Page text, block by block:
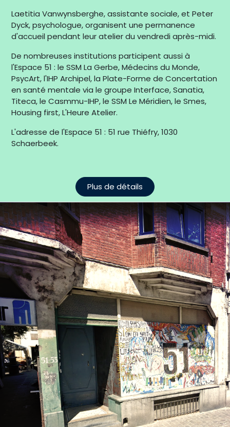
Laetitia Vanwynsberghe, assistante sociale, et Peter
Dyck, psychologue, organisent une permanence
d'accueil pendant leur atelier du vendredi après-midi.
De nombreuses institutions participent aussi à
l'Espace 51 : le SSM La Gerbe, Médecins du Monde,
PsycArt, l'IHP Archipel, la Plate-Forme de Concertation
en santé mentale via le groupe Interface, Sanatia,
Titeca, le Casmmu-IHP, le SSM Le Méridien, le Smes,
Housing first, L'Heure Atelier.
L'adresse de l'Espace 51 : 51 rue Thiéfry, 1030
Schaerbeek.
Plus de détails